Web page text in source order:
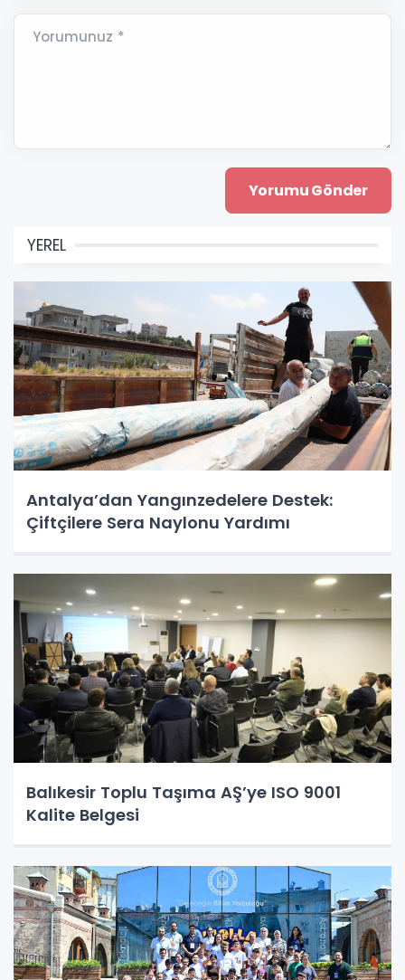
Yorumunuz *
YEREL
Antalya’dan Yangınzedelere Destek:
Çiftçilere Sera Naylonu Yardımı
Balıkesir Toplu Taşıma AŞ’ye ISO 9001
Kalite Belgesi